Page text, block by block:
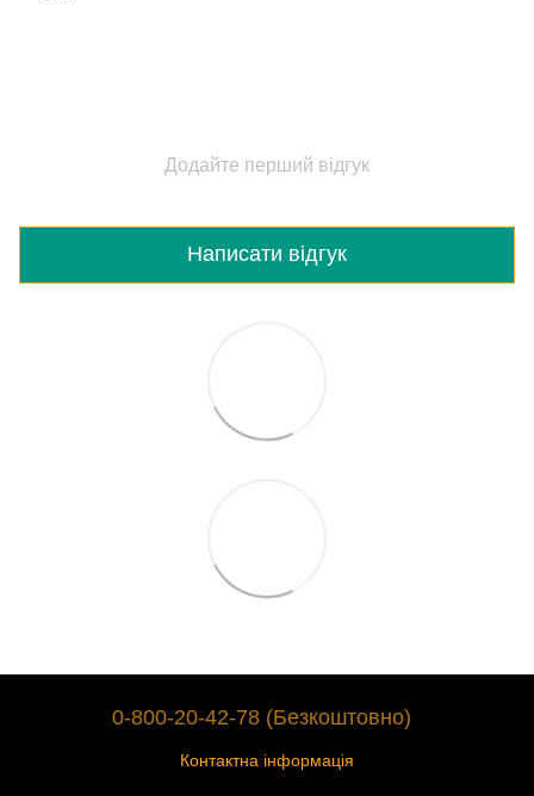
Додайте перший відгук
Написати відгук
0-800-20-42-78 (Безкоштовно)
Контактна інформація